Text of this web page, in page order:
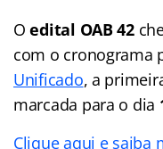
Oedital OAB 42
com o cronograma
Unificado, a
marcada para o dia
Clique aqui e saiba